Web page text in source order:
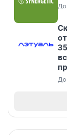
До
До